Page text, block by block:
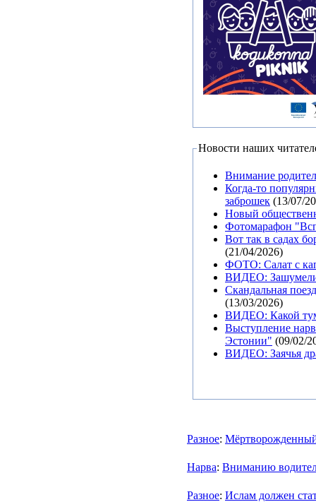
Новости наших
Внимание
Когда-то
заброшек (13/07/
Новый
Фотомарафон
Вот так в садах
(21/04/2026)
ФОТО: Салат с
ВИДЕО: Зашумели
Скандальная
(13/03/2026)
ВИДЕО: Какой
Выступление
Эстонии" (09/02/
ВИДЕО: Заячья
Разное:
Нарва: Вниманию
Разное: Ислам должен